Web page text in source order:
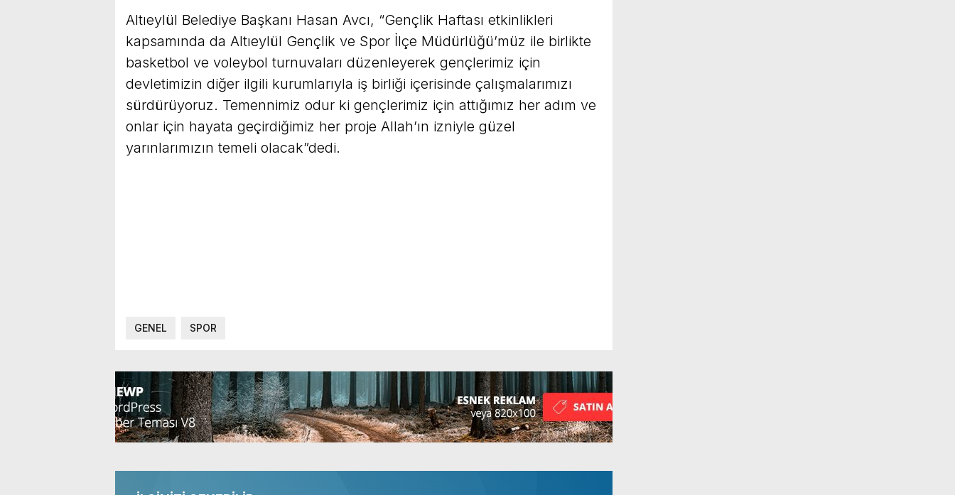
Altıeylül Belediye Başkanı Hasan Avcı, “Gençlik Haftası etkinlikleri
kapsamında da Altıeylül Gençlik ve Spor İlçe Müdürlüğü’müz ile birlikte
basketbol ve voleybol turnuvaları düzenleyerek gençlerimiz için
devletimizin diğer ilgili kurumlarıyla iş birliği içerisinde çalışmalarımızı
sürdürüyoruz. Temennimiz odur ki gençlerimiz için attığımız her adım ve
onlar için hayata geçirdiğimiz her proje Allah’ın izniyle güzel
yarınlarımızın temeli olacak”dedi.
GENEL SPOR